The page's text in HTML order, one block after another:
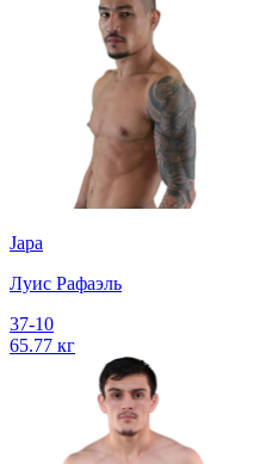
Japa
Луис Рафаэль
37-10
65.77 кг